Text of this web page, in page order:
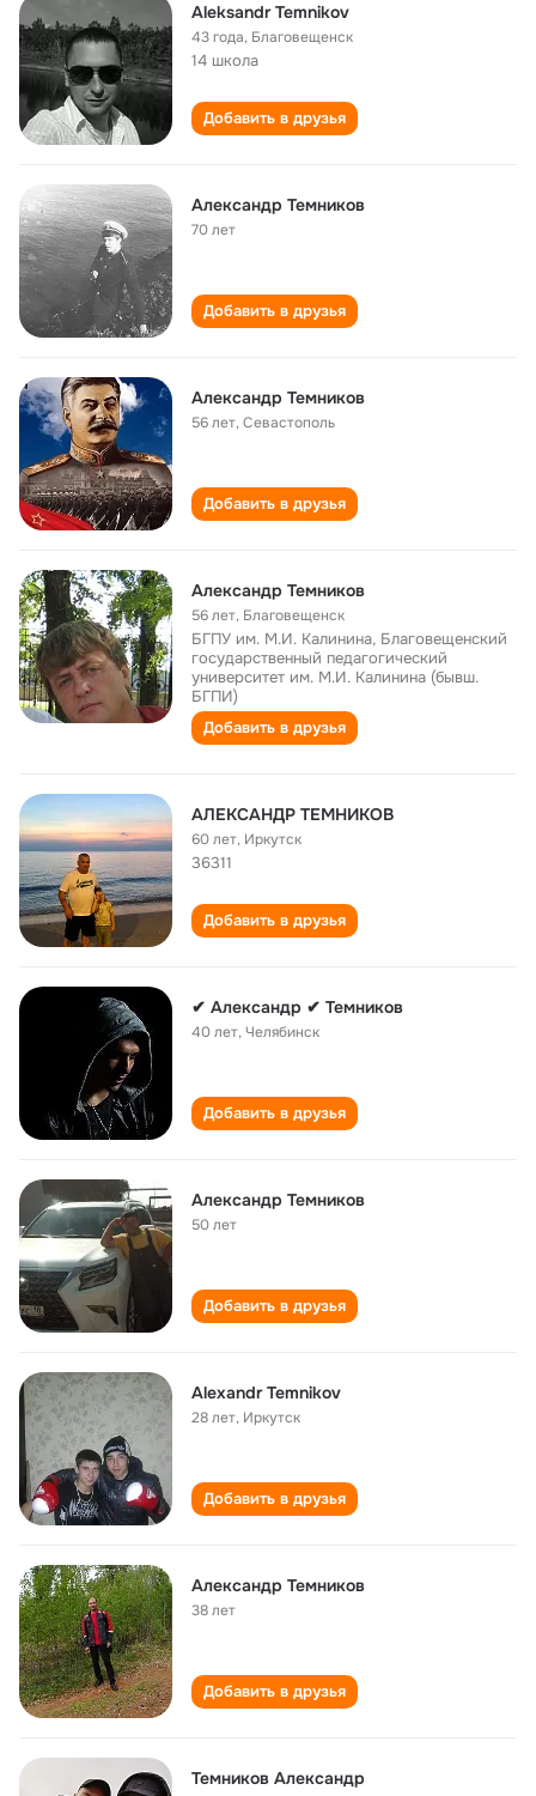
Aleksandr Temnikov
43 года, Благовещенск
14 школа
Добавить в друзья
Александр Темников
70 лет
Добавить в друзья
Александр Темников
56 лет,Севастополь
Добавить в друзья
Александр Темников
56 лет, Благовещенск
БГПУ им. М.И. Калинина, Благовещенский
государственный педагогический
университет им. М.И. Калинина (бывш.
БГПИ)
Добавить в друзья
АЛЕКСАНДР ТЕМНИКОВ
60 лет, Иркутск
36311
Добавить в друзья
✔ Александр ✔ Темников
40 лет,Челябинск
Добавить в друзья
Александр Темников
50 лет
Добавить в друзья
Alexandr Temnikov
28 лет, Иркутск
Добавить в друзья
Александр Темников
38 лет
Добавить в друзья
Темников Александр